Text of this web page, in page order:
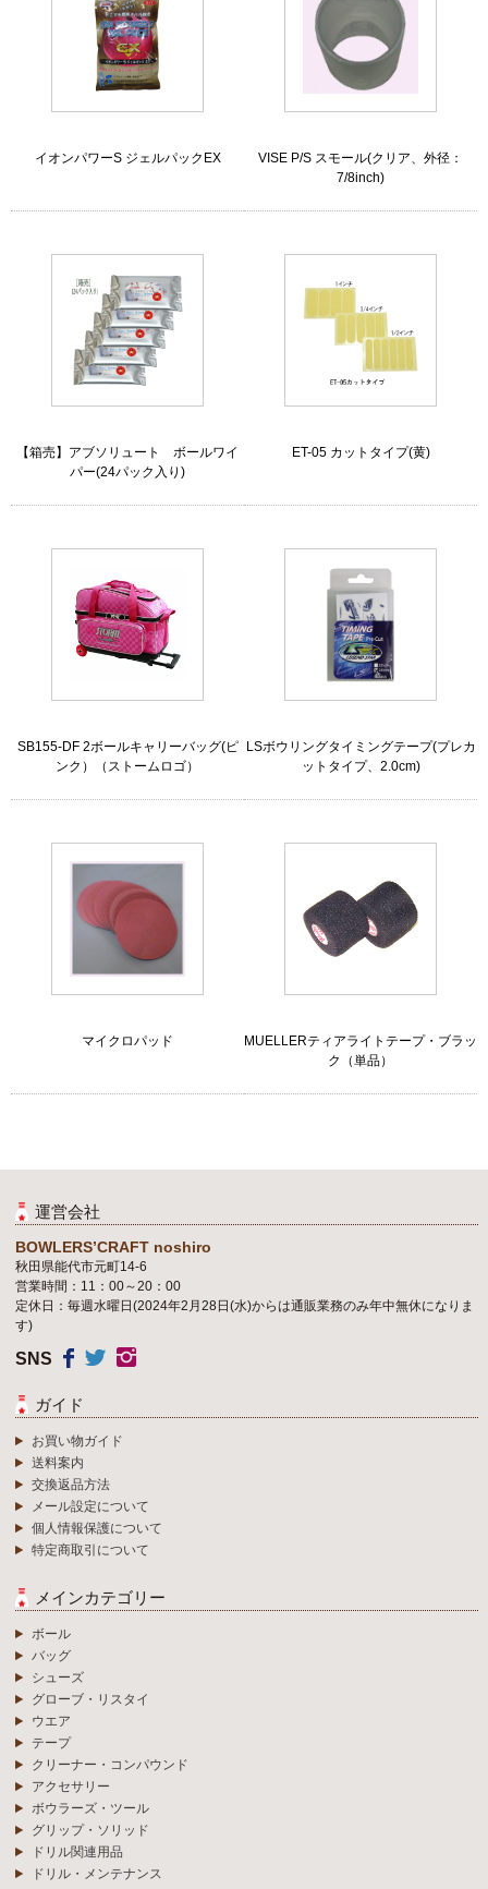
イオンパワーS ジェルパックEX
VISE P/S スモール(クリア、外径：
7/8inch)
【箱売】アブソリュート ボールワイ
パー(24パック入り)
ET-05 カットタイプ(黄)
SB155-DF 2ボールキャリーバッグ(ピ
ンク）（ストームロゴ）
LSボウリングタイミングテープ(プレカ
ットタイプ、2.0cm)
マイクロパッド
MUELLERティアライトテープ・ブラッ
ク（単品）
運営会社
BOWLERS’CRAFT noshiro
秋田県能代市元町14-6
営業時間：11：00～20：00
定休日：毎週水曜日(2024年2月28日(水)からは通販業務のみ年中無休になりま
す)
SNS
ガイド
お買い物ガイド
送料案内
交換返品方法
メール設定について
個人情報保護について
特定商取引について
メインカテゴリー
ボール
バッグ
シューズ
グローブ・リスタイ
ウエア
テープ
クリーナー・コンパウンド
アクセサリー
ボウラーズ・ツール
グリップ・ソリッド
ドリル関連用品
ドリル・メンテナンス